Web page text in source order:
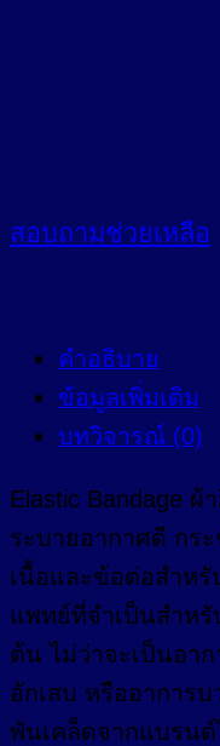
สอบถามช่วยเหลือ
คำอธิบาย
ข้อมูลเพิ่มเติม
บทวิจารณ์ (0)
Elastic Bandage ผ้
ระบายอากาศดี กร
เนื้อและข้อต่อสำห
แพทย์ที่จำเป็นสำหรั
ต้น ไม่ว่าจะเป็นอา
อักเสบ หรืออาการ
พันเคล็ดจากแบรนด์